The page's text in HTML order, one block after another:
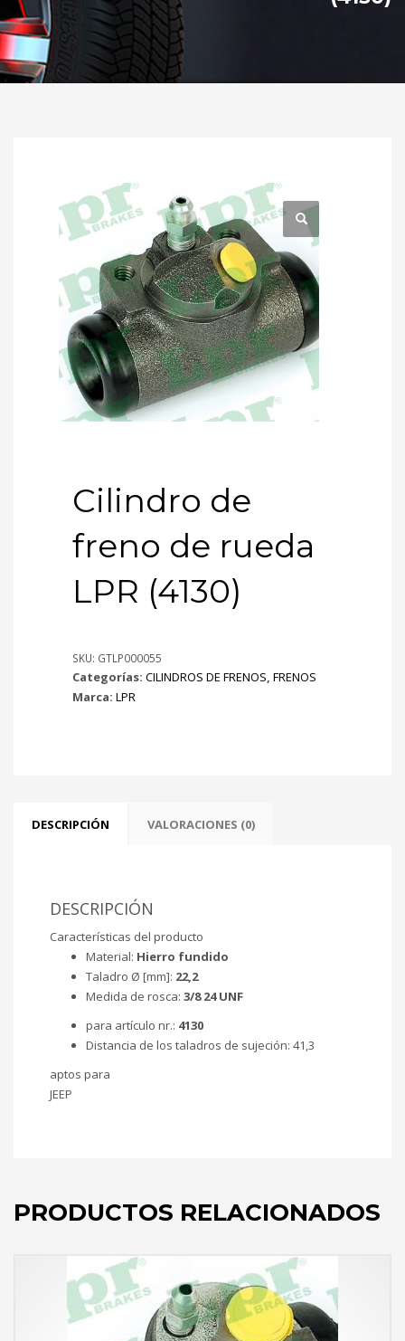
Cilindro de
freno de rueda
LPR (4130)
SKU: GTLP000055
Categorías: CILINDROS DE FRENOS, FRENOS
Marca: LPR
DESCRIPCIÓN VALORACIONES (0)
DESCRIPCIÓN
Características del producto
Material: Hierro fundido
Taladro Ø [mm]: 22,2
Medida de rosca: 3/8 24 UNF
para artículo nr.: 4130
Distancia de los taladros de sujeción: 41,3
aptos para
JEEP
PRODUCTOS RELACIONADOS